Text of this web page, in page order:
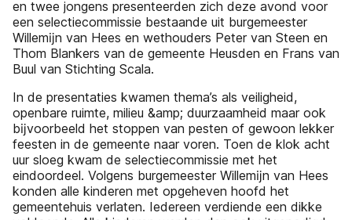
en twee jongens presenteerden zich deze avond voor
een selectiecommissie bestaande uit burgemeester
Willemĳn van Hees en wethouders Peter van Steen en
Thom Blankers van de gemeente Heusden en Frans van
Buul van Stichting Scala.
In de presentaties kwamen thema’s als veiligheid,
openbare ruimte, milieu &amp; duurzaamheid maar ook
bĳvoorbeeld het stoppen van pesten of gewoon lekker
feesten in de gemeente naar voren. Toen de klok acht
uur sloeg kwam de selectiecommissie met het
eindoordeel. Volgens burgemeester Willemĳn van Hees
konden alle kinderen met opgeheven hoofd het
gemeentehuis verlaten. Iedereen verdiende een dikke